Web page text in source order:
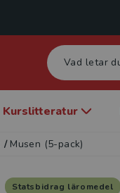
Kurslitteratur
/ Musen (5-pack)
Statsbidrag läromedel